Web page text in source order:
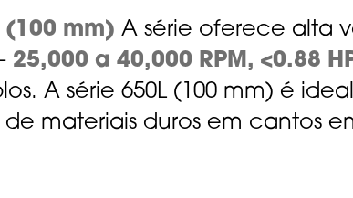
(100 mm) A série oferece alta
25,000 a 40,000 RPM, <0.88
A série 650L (100 mm) é
materiais duros em cantos